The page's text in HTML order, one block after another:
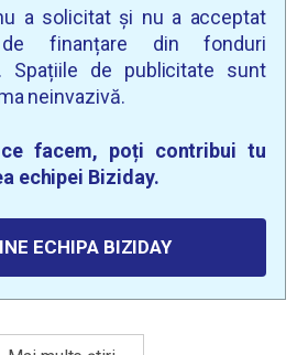
a solicitat și nu a acceptat
finanțare din fonduri
Spațiile de publicitate sunt
neinvazivă.
facem, poți contribui tu
echipei Biziday.
ECHIPA BIZIDAY